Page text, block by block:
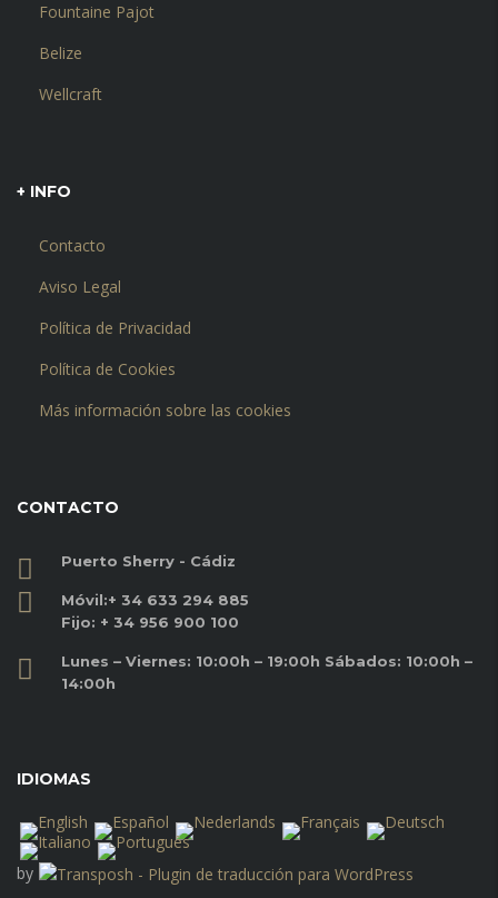
Fountaine Pajot
Belize
Wellcraft
+ INFO
Contacto
Aviso Legal
Política de Privacidad
Política de Cookies
Más información sobre las cookies
CONTACTO
Puerto Sherry - Cádiz
Móvil:+ 34 633 294 885
Fijo: + 34 956 900 100
Lunes – Viernes: 10:00h – 19:00h Sábados: 10:00h –
14:00h
IDIOMAS
by